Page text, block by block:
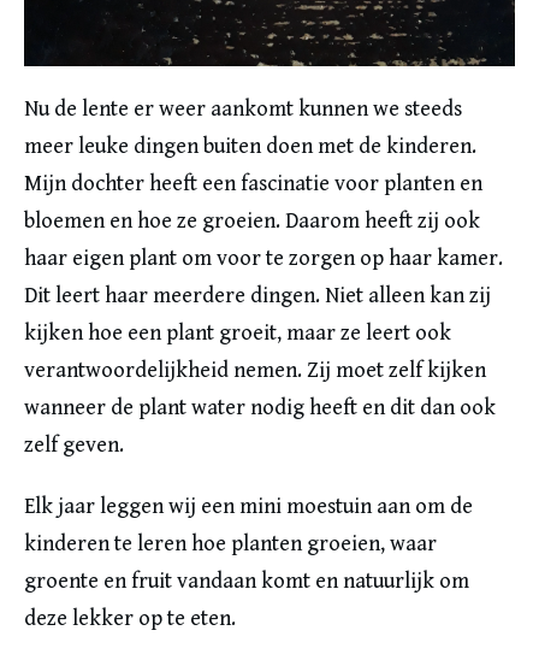
Nu de lente er weer aankomt kunnen we steeds
meer leuke dingen buiten doen met de kinderen.
Mijn dochter heeft een fascinatie voor planten en
bloemen en hoe ze groeien. Daarom heeft zij ook
haar eigen plant om voor te zorgen op haar kamer.
Dit leert haar meerdere dingen. Niet alleen kan zij
kijken hoe een plant groeit, maar ze leert ook
verantwoordelijkheid nemen. Zij moet zelf kijken
wanneer de plant water nodig heeft en dit dan ook
zelf geven.
Elk jaar leggen wij een mini moestuin aan om de
kinderen te leren hoe planten groeien, waar
groente en fruit vandaan komt en natuurlijk om
deze lekker op te eten.